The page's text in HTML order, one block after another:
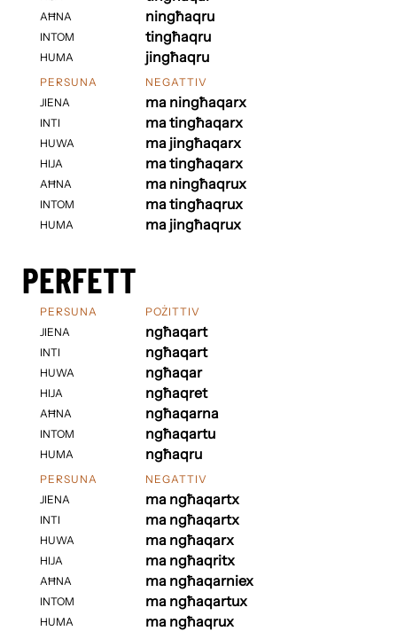
AĦNA
INTOM
HUMA
ningħaqru
tingħaqru
jingħaqru
PERSUNA
JIENA
INTI
HUWA
HIJA
AĦNA
INTOM
HUMA
NEGATTIV
ma ningħaqarx
ma tingħaqarx
ma jingħaqarx
ma tingħaqarx
ma ningħaqrux
ma tingħaqrux
ma jingħaqrux
PERFETT
PERSUNA
JIENA
INTI
HUWA
HIJA
AĦNA
INTOM
HUMA
POŻITTIV
ngħaqart
ngħaqart
ngħaqar
ngħaqret
ngħaqarna
ngħaqartu
ngħaqru
PERSUNA
JIENA
INTI
HUWA
HIJA
AĦNA
INTOM
HUMA
NEGATTIV
ma ngħaqartx
ma ngħaqartx
ma ngħaqarx
ma ngħaqritx
ma ngħaqarniex
ma ngħaqartux
ma ngħaqrux